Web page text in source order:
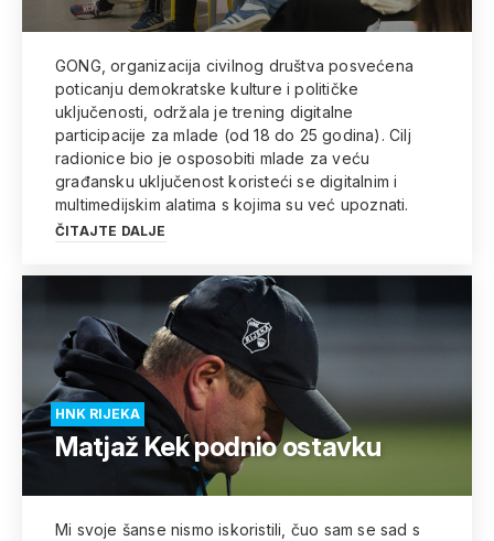
GONG, organizacija civilnog društva posvećena
poticanju demokratske kulture i političke
uključenosti, održala je trening digitalne
participacije za mlade (od 18 do 25 godina). Cilj
radionice bio je osposobiti mlade za veću
građansku uključenost koristeći se digitalnim i
multimedijskim alatima s kojima su već upoznati.
ČITAJTE DALJE
HNK RIJEKA
Matjaž Kek podnio ostavku
Mi svoje šanse nismo iskoristili, čuo sam se sad s